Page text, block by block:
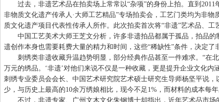
过去，非遗艺术品在拍卖场上常常以“杂项”的身份上拍。直到2011
非物质文化遗产传承人·大师工艺精品”专场拍卖会，工艺门类均为非
质文化遗产项目代表性传承人所作。此次拍卖首次将“非遗”艺术品、
中国工艺美术大师王芝文分析，许多非遗拍品都属于孤品，拍品的
遗创作本身也需要耗费大量的精力和时间，这些“稀缺性”条件，决定了
刺绣类非遗收藏升温趋势明显，部分经典作品甚至一件难求。“在北
万元的绣品。‘非遗’对他们来说不仅是一种收藏，更是提升企业文化内
刺绣专业委员会会长、中国艺术研究院艺术硕士研究生导师杨坚平说
少，与历史上最高的10余万绣娘相比，现今不足1%，而材料的成本每
不过，非遗专家、广州文木文化朱钢博士却指出，近年艺术品市场